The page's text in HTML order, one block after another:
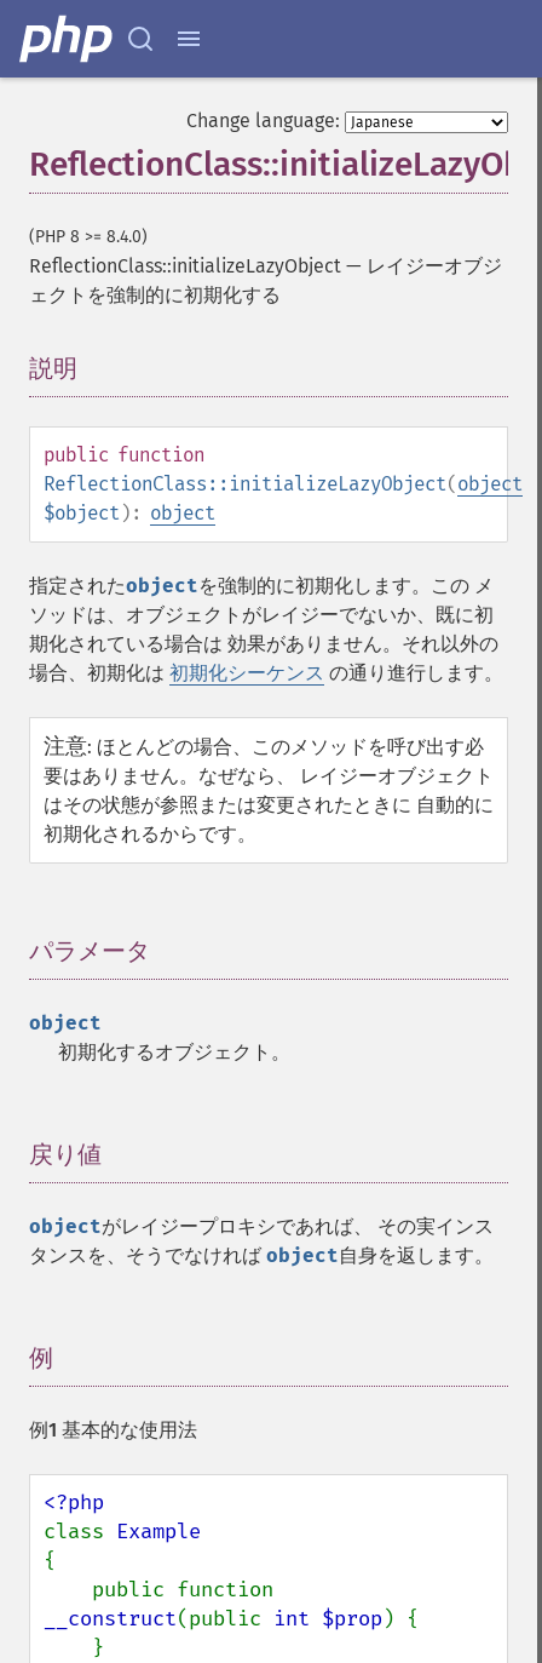
Change language:
(PHP 8 >= 8.4.0)
ReflectionClass::initializeLazyObject — レイジーオブジ
ェクトを強制的に初期化する
説明
public function
ReflectionClass::initializeLazyObject(object
$object ): object
指定されたobjectを強制的に初期化します。この メ
ソッドは、オブジェクトがレイジーでないか、既に初
期化されている場合は 効果がありません。それ以外の
場合、初期化は 初期化シーケンス の通り進行します。
注意: ほとんどの場合、このメソッドを呼び出す必
要はありません。なぜなら、 レイジーオブジェクト
はその状態が参照または変更されたときに 自動的に
初期化されるからです。
パラメータ
object
初期化するオブジェクト。
戻り値
objectがレイジープロキシであれば、 その実インス
タンスを、そうでなければ object自身を返します。
例
例1 基本的な使用法
class
{
__construct(public int $prop ) {